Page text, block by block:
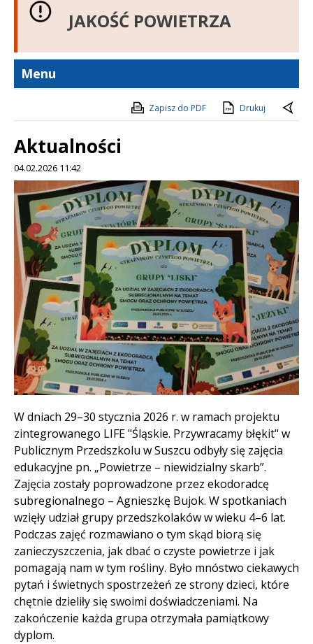
JAKOŚĆ POWIETRZA
Menu
Zapisz do PDF Drukuj
Aktualności
04.02.2026 11:42
Treść
W dniach 29–30 stycznia 2026 r. w ramach projektu
zintegrowanego LIFE "Śląskie. Przywracamy błękit" w
Publicznym Przedszkolu w Suszcu odbyły się zajęcia
edukacyjne pn. „Powietrze – niewidzialny skarb”.
Zajęcia zostały poprowadzone przez ekodoradcę
subregionalnego – Agnieszkę Bujok. W spotkaniach
wzięły udział grupy przedszkolaków w wieku 4–6 lat.
Podczas zajęć rozmawiano o tym skąd biorą się
zanieczyszczenia, jak dbać o czyste powietrze i jak
pomagają nam w tym rośliny. Było mnóstwo ciekawych
pytań i świetnych spostrzeżeń ze strony dzieci, które
chętnie dzieliły się swoimi doświadczeniami. Na
zakończenie każda grupa otrzymała pamiątkowy
dyplom.